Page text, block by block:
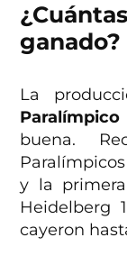
ganado?
La
Paralímpico
buena.
y la
Heidelberg
cayeron